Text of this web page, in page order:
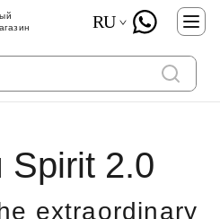
RU
Spirit 2.0
extraordinary